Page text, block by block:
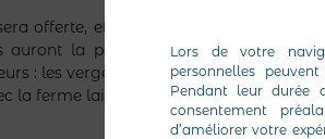
offerte, et en fin, une pause salée
auront la possibilité d’acheter les
: les vergers de Mériadec, Miéli
la ferme laitière biologique de Kerzuhen